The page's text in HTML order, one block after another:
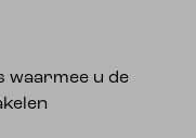
waarmee u de